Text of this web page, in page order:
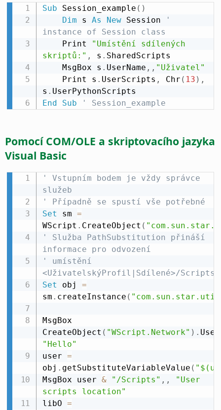
Sub Session_example ( )
Dim s As New Session
'
instance of Session class
    Print
"Umístění sdílených
skriptů:" , s . SharedScripts
    MsgBox s
. UserName , , "Uživatel"
    Print s
. UserScripts , Chr ( 13 ) ,
s .
End
Sub ' Session_example
Pomocí COM/OLE a skriptovacího jazyka
Visual Basic
' Vstupním bodem je vždy správce
služeb
' Případně se spustí vše potřebné
Set sm =
WScript . CreateObject (
' Služba PathSubstitution přináší
informace pro odvození
' umístění
<UživatelskýProfil|Sdílené>/Scripts/
Set obj =
sm . createInstance (
MsgBox
CreateObject ( "WScript.Network" ) .
"Hello"
user =
obj . getSubstituteVariableValue (
MsgBox user & "/Scripts" , ,
"User
scripts location"
libO =